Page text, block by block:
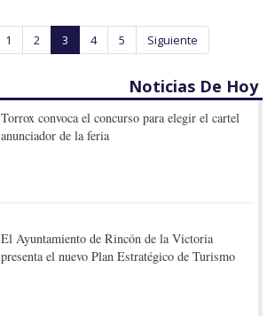
1 2 3 4 5 Siguiente
Noticias De Hoy
Torrox convoca el concurso para elegir el cartel
anunciador de la feria
El Ayuntamiento de Rincón de la Victoria
presenta el nuevo Plan Estratégico de Turismo